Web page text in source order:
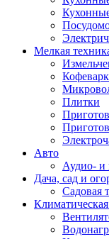
Мелкая
Плитки
Авто
Аудио- и
Дача, сад и
Садовая